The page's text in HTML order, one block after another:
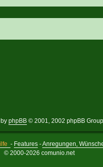
phpBB © 2001, 2002 phpBB Group
- Features -Anregungen,
© 2000-2026 comunio.net